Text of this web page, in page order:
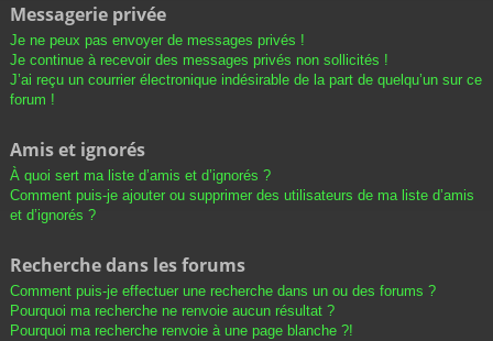
Messagerie privée
Je ne peux pas envoyer de messages privés !
Je continue à recevoir des messages privés non sollicités !
J’ai reçu un courrier électronique indésirable de la part de quelqu’un sur ce
forum !
Amis et ignorés
À quoi sert ma liste d’amis et d’ignorés ?
Comment puis-je ajouter ou supprimer des utilisateurs de ma liste d’amis
et d’ignorés ?
Recherche dans les forums
Comment puis-je effectuer une recherche dans un ou des forums ?
Pourquoi ma recherche ne renvoie aucun résultat ?
Pourquoi ma recherche renvoie à une page blanche ?!